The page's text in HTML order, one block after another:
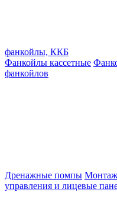
фанкойлы, ККБ
Фанкойлы кассетные
фанкойлов
Дренажные помпы
управления и лицевые